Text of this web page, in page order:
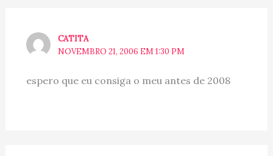
CATITA
NOVEMBRO 21, 2006 EM 1:30 PM
espero que eu consiga o meu antes de 2008